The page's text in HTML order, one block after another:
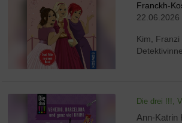
Franckh-
22.06.2026
Kim,
Die drei !!!,
Ann-Katrin